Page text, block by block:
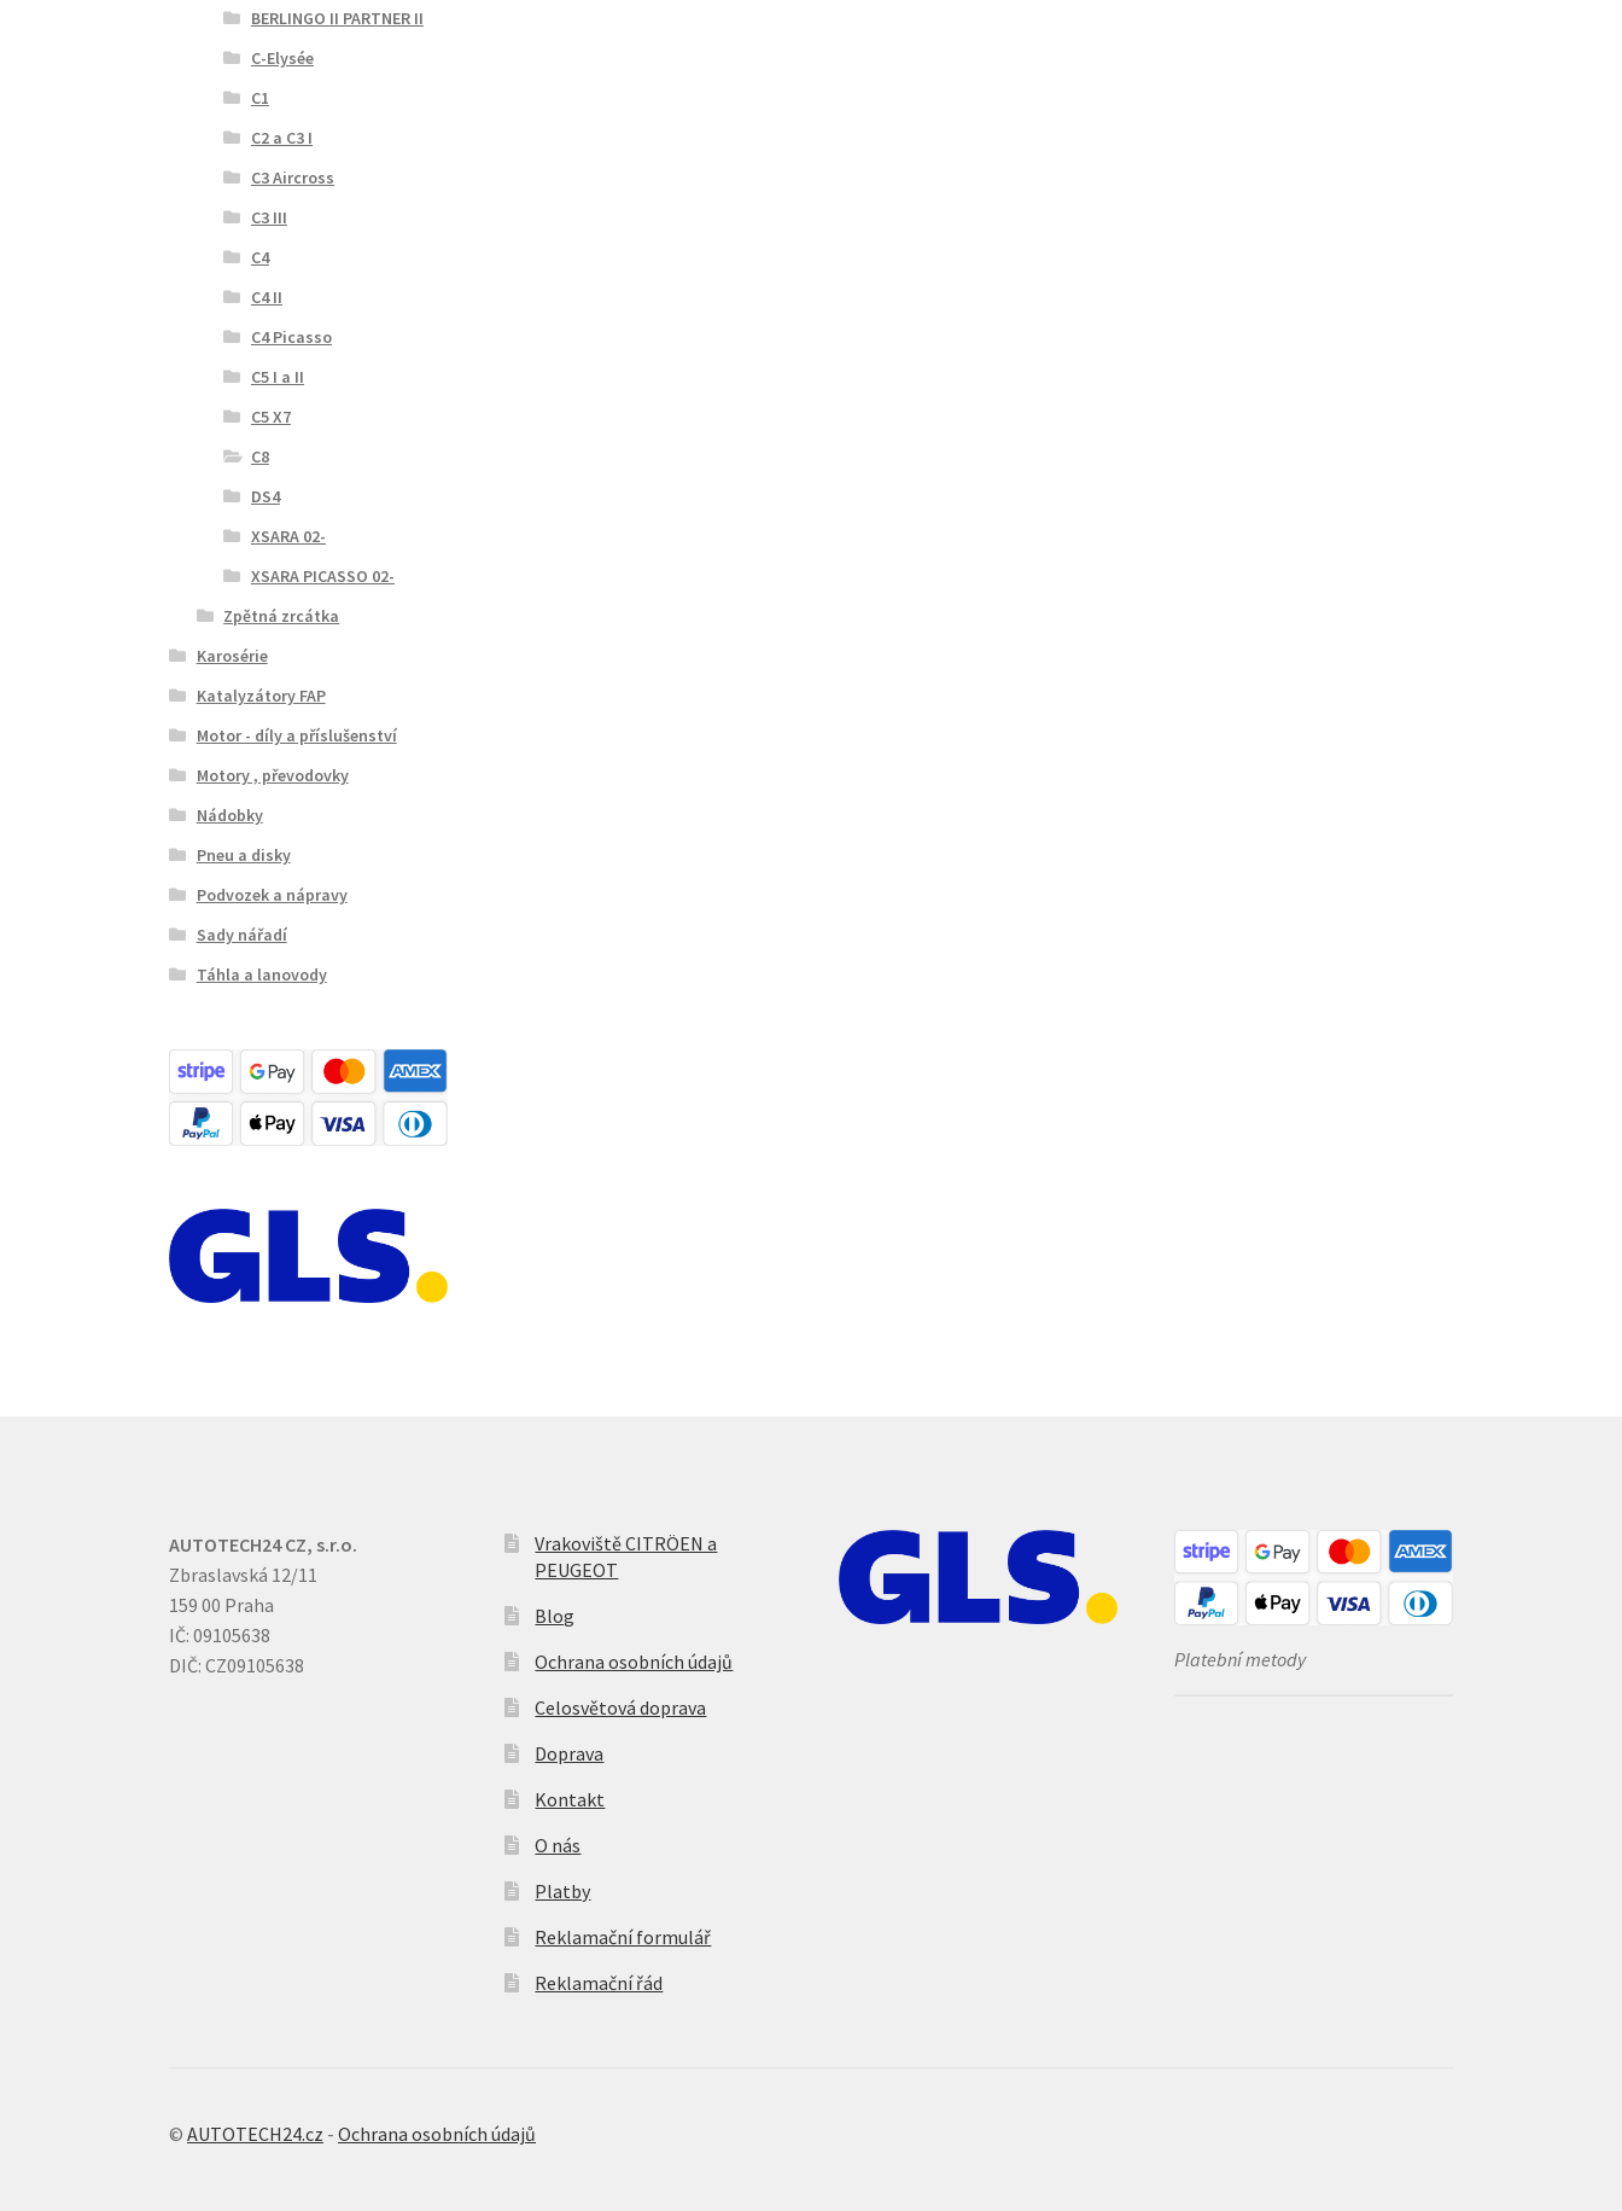
BERLINGO II PARTNER II
C-Elysée
C1
C2 a C3 I
C3 Aircross
C3 III
C4
C4 II
C4 Picasso
C5 I a II
C5 X7
C8
DS4
XSARA 02-
XSARA PICASSO 02-
Zpětná zrcátka
Karosérie
Katalyzátory FAP
Motor - díly a příslušenství
Motory , převodovky
Nádobky
Pneu a disky
Podvozek a nápravy
Sady nářadí
Táhla a lanovody
AUTOTECH24 CZ, s.r.o.
Zbraslavská 12/11
159 00 Praha
IČ: 09105638
DIČ: CZ09105638
Vrakoviště CITRÖEN a
PEUGEOT
Blog
Ochrana osobních údajů
Celosvětová doprava
Doprava
Kontakt
O nás
Platby
Reklamační formulář
Reklamační řád
Platební metody
©AUTOTECH24.cz -Ochrana osobních údajů